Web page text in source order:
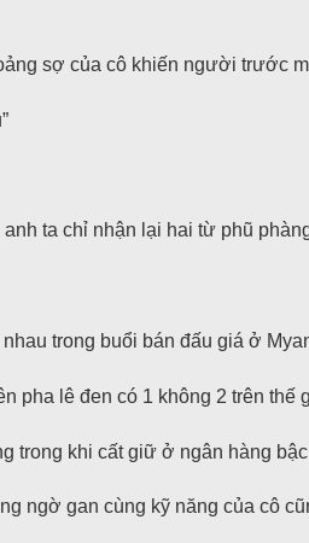
sợ của cô khiến người trước
ta chỉ nhận lại hai từ phũ
trong buổi bán đấu giá ở
pha lê đen có 1 không 2 trên thế
trong khi cất giữ ở ngân hàng
ngờ gan cùng kỹ năng của cô